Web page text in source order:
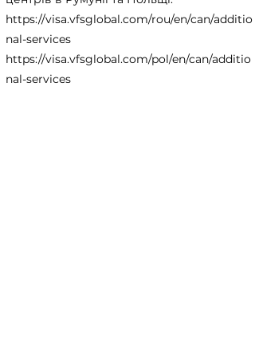
https://visa.vfsglobal.com/rou/en/can/additio
nal-services
https://visa.vfsglobal.com/pol/en/can/additio
nal-services